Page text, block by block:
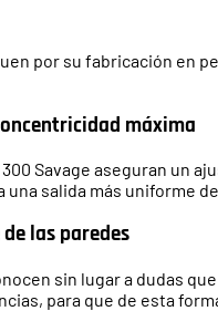
por su fabricación en
máxima
Savage aseguran un
una salida más
las paredes
sin lugar a dudas
para que de esta